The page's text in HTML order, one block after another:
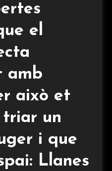
el
amb
això et
triar un
i que
Llanes